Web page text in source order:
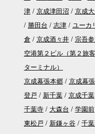
津
京成津田沼 京成
勝田台
志津 ユーカ
倉
京成酒々井 宗吾
空港第２ビル（第２旅
ターミナル）
京成幕張本郷
京成幕張
登戸
新千葉 京成千葉
千葉寺
大森台 学園前
東松戸
新鎌ヶ谷 千